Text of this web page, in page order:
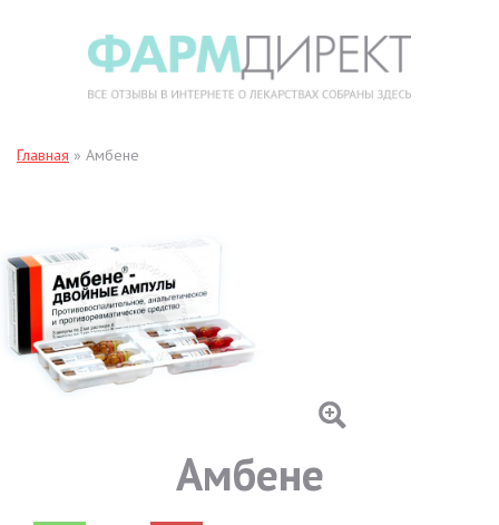
Главная » Амбене
Амбене